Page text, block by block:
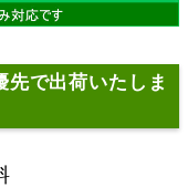
で出荷いたしま